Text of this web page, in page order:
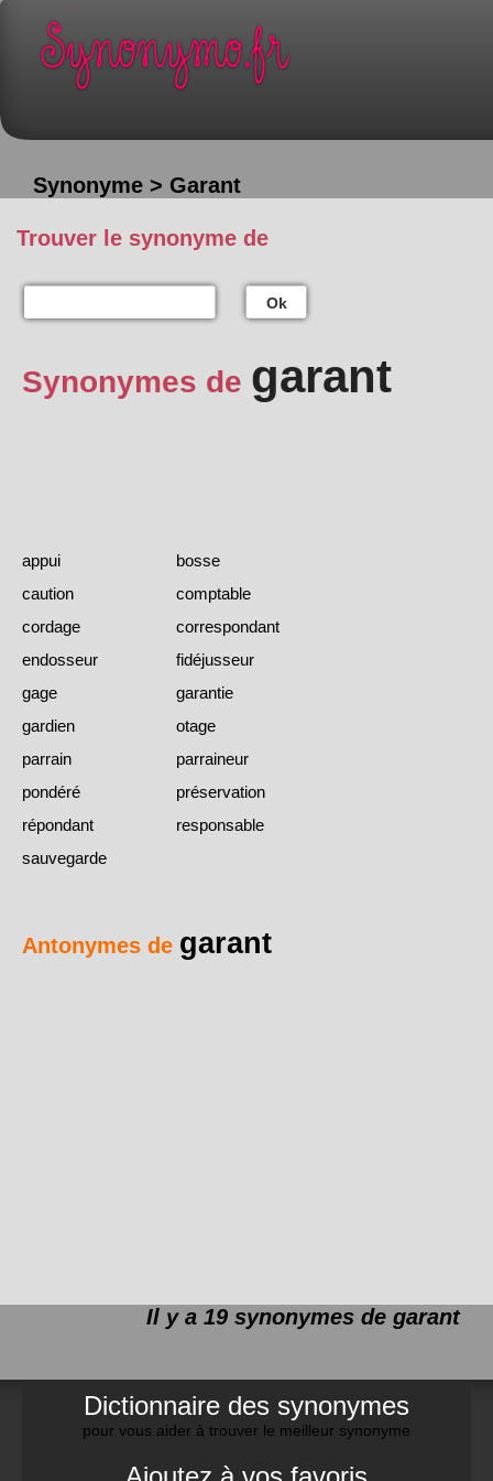
Synonyme > Garant
Trouver le synonyme de
Ok
Synonymes de garant
appui
bosse
caution
comptable
cordage
correspondant
endosseur
fidéjusseur
gage
garantie
gardien
otage
parrain
parraineur
pondéré
préservation
répondant
responsable
sauvegarde
Antonymes de garant
Il y a 19 synonymes de garant
Dictionnaire des synonymes
pour vous aider à trouver le meilleur synonyme